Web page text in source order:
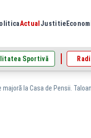
Actual Justitie
Sportivă
majoră la Casa de Pensii.